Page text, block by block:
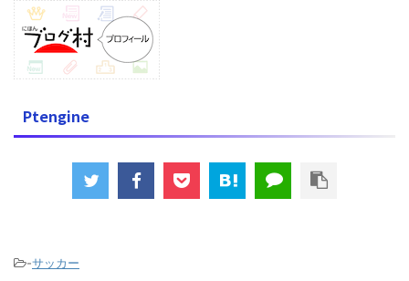
Ptengine
-サッカー